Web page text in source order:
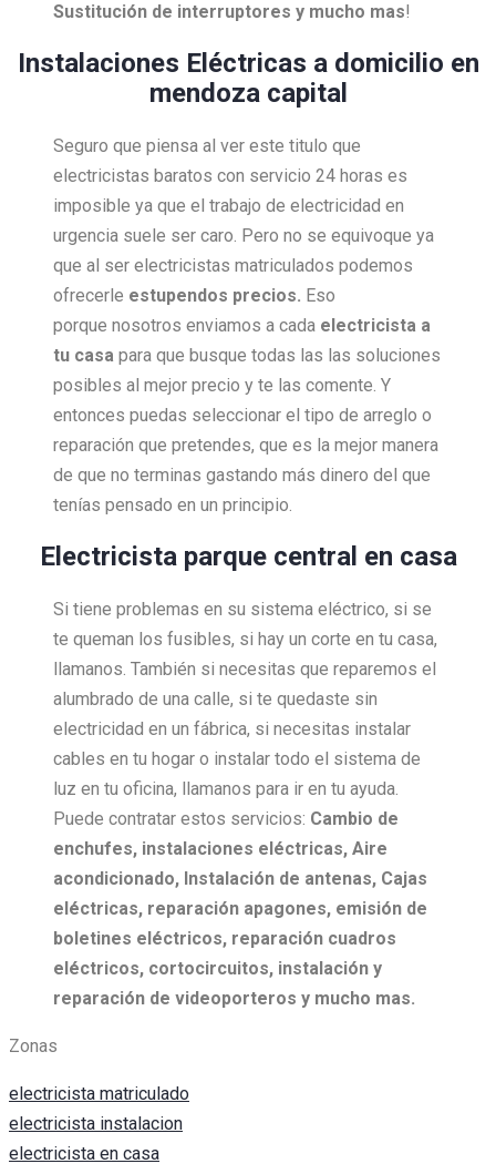
Sustitución de interruptores y mucho mas!
Instalaciones Eléctricas a domicilio en
mendoza capital
Seguro que piensa al ver este titulo que
electricistas baratos con servicio 24 horas es
imposible ya que el trabajo de electricidad en
urgencia suele ser caro. Pero no se equivoque ya
que al ser electricistas matriculados podemos
ofrecerle estupendos precios. Eso
porque nosotros enviamos a cada electricista a
tu casa para que busque todas las las soluciones
posibles al mejor precio y te las comente. Y
entonces puedas seleccionar el tipo de arreglo o
reparación que pretendes, que es la mejor manera
de que no terminas gastando más dinero del que
tenías pensado en un principio.
Electricista parque central en casa
Si tiene problemas en su sistema eléctrico, si se
te queman los fusibles, si hay un corte en tu casa,
llamanos. También si necesitas que reparemos el
alumbrado de una calle, si te quedaste sin
electricidad en un fábrica, si necesitas instalar
cables en tu hogar o instalar todo el sistema de
luz en tu oficina, llamanos para ir en tu ayuda.
Puede contratar estos servicios: Cambio de
enchufes, instalaciones eléctricas, Aire
acondicionado, Instalación de antenas, Cajas
eléctricas, reparación apagones, emisión de
boletines eléctricos, reparación cuadros
eléctricos, cortocircuitos, instalación y
reparación de videoporteros y mucho mas.
Zonas
electricista matriculado
electricista instalacion
electricista en casa